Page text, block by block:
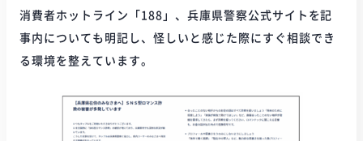
消費者ホットライン「188」、兵庫県警察公式サイトを記
事内についても明記し、怪しいと感じた際にすぐ相談でき
る環境を整えています。